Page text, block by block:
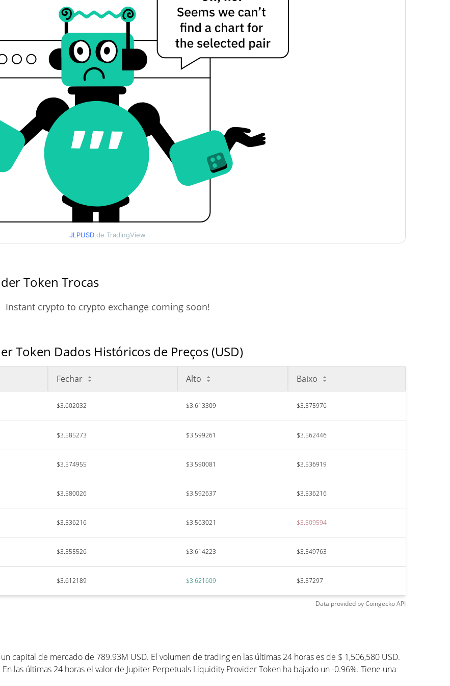
JLPUSD de TradingView
Token Trocas
Instant crypto to crypto exchange coming soon!
Token Dados Históricos de Preços (USD)
Fechar Alto Baixo
$3.602032 $3.613309 $3.575976
$3.585273 $3.599261 $3.562446
$3.574955 $3.590081 $3.536919
$3.580026 $3.592637 $3.536216
$3.536216 $3.563021 $3.509594
$3.555526 $3.614223 $3.549763
$3.612189 $3.621609 $3.57297
Data provided byCoingeckoAPI
capital de mercado de 789.93M USD. El volumen de trading en las últimas 24 horas es de $ 1,506,580 USD.
las últimas 24 horas el valor de Jupiter Perpetuals Liquidity Provider Token ha bajado un -0.96%. Tiene una